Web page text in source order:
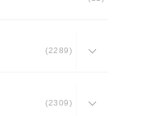
2289
2309